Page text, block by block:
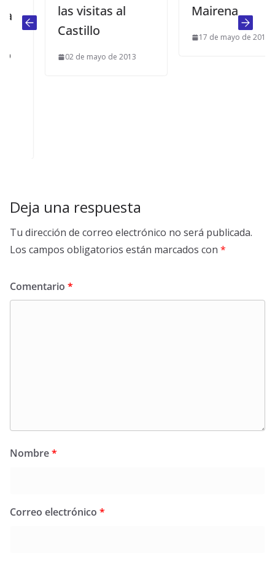
las visitas al
Castillo
02 de mayo de 2013
Mairena
17 de mayo de 2013
Deja una respuesta
Tu dirección de correo electrónico no será publicada.
Los campos obligatorios están marcados con *
Comentario *
Nombre*
Correo electrónico *